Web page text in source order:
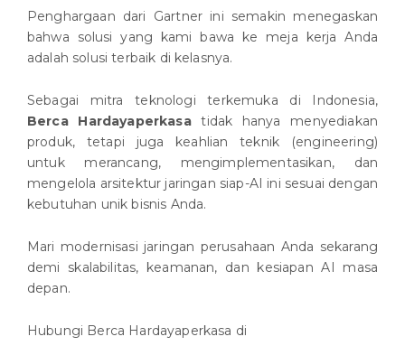
Penghargaan dari Gartner ini semakin menegaskan
bahwa solusi yang kami bawa ke meja kerja Anda
adalah solusi terbaik di kelasnya.
Sebagai mitra teknologi terkemuka di Indonesia,
Berca Hardayaperkasatidak hanya menyediakan
produk, tetapi juga keahlian teknik (engineering)
untuk merancang, mengimplementasikan, dan
mengelola arsitektur jaringan siap-AI ini sesuai dengan
kebutuhan unik bisnis Anda.
Mari modernisasi jaringan perusahaan Anda sekarang
demi skalabilitas, keamanan, dan kesiapan AI masa
depan.
Hubungi Berca Hardayaperkasa di